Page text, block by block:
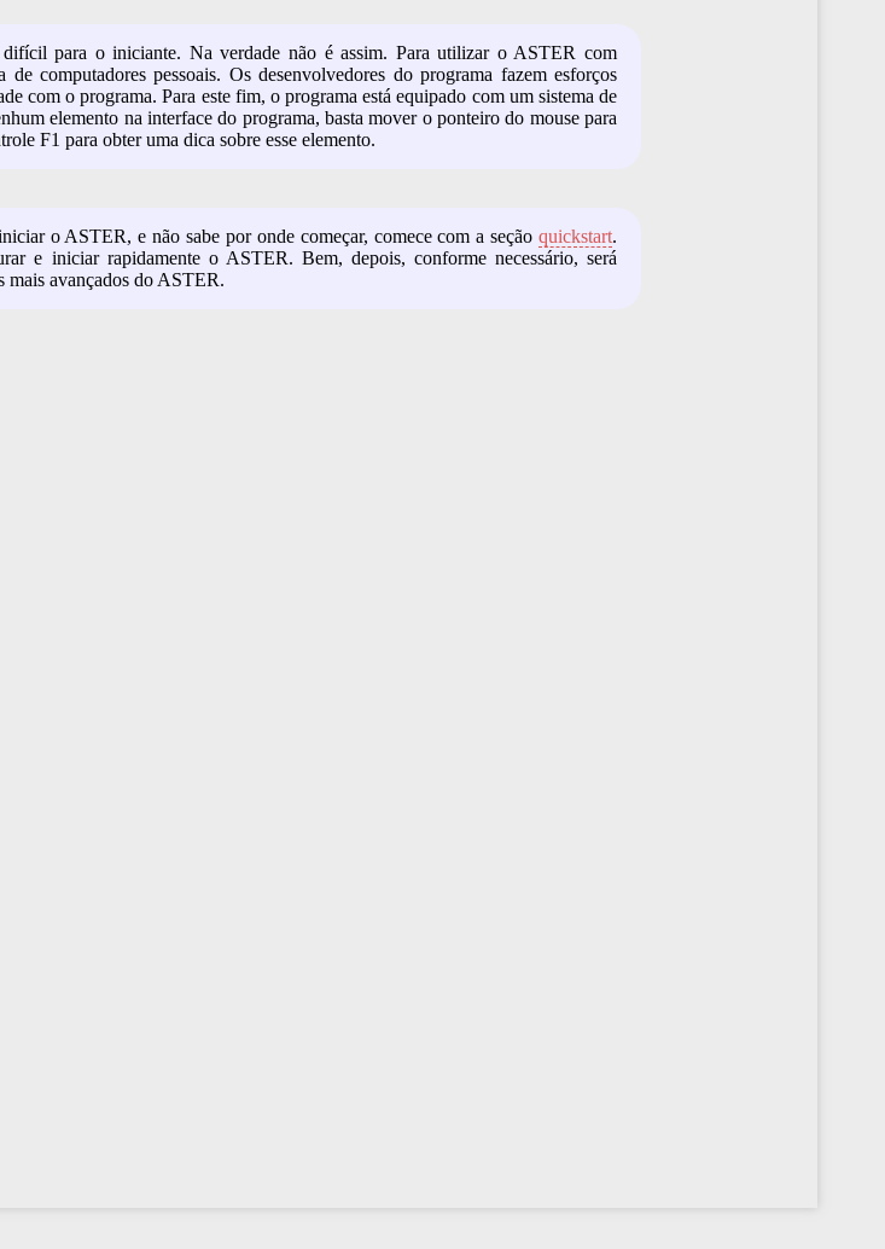
para o iniciante. Na verdade não é assim. Para utilizar o ASTER com
computadores pessoais. Os desenvolvedores do programa fazem esforços
com o programa. Para este fim, o programa está equipado com um sistema de
elemento na interface do programa, basta mover o ponteiro do mouse para
F1 para obter uma dica sobre esse elemento.
o ASTER, e não sabe por onde começar, comece com a seção quickstart.
e iniciar rapidamente o ASTER. Bem, depois, conforme necessário, será
mais avançados do ASTER.